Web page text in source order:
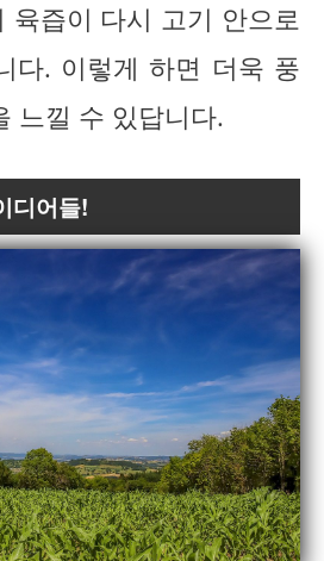
육즙이 다시 고기 안으로
다. 이렇게 하면 더욱 풍
느낄 수 있답니다.
디어들!